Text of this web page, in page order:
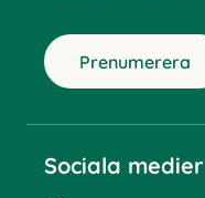
Prenumerera
Sociala medier